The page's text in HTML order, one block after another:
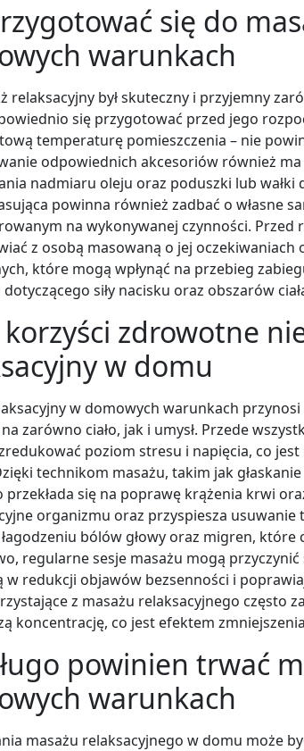
się do
warunkach
relaksacyjny był skuteczny i przyjemny
się przygotować przed jego
temperaturę pomieszczenia – nie
odpowiednich akcesoriów również
nadmiaru oleju oraz poduszki lub
powinna również zadbać o własne
na wykonywanej czynności. Przed
z osobą masowaną o jej
które mogą wpłynąć na przebieg
siły nacisku oraz obszarów
korzyści zdrowotne
w domu
w domowych warunkach
na zarówno ciało, jak i umysł. Przede
poziom stresu i napięcia, co
technikom masażu, takim jak
przekłada się na poprawę krążenia krwi
organizmu oraz przyspiesza
bólów głowy oraz migren,
regularne sesje masażu mogą
w redukcji objawów bezsenności i
z masażu relaksacyjnego często
koncentrację, co jest efektem
powinien trwać
warunkach
masażu relaksacyjnego w domu może